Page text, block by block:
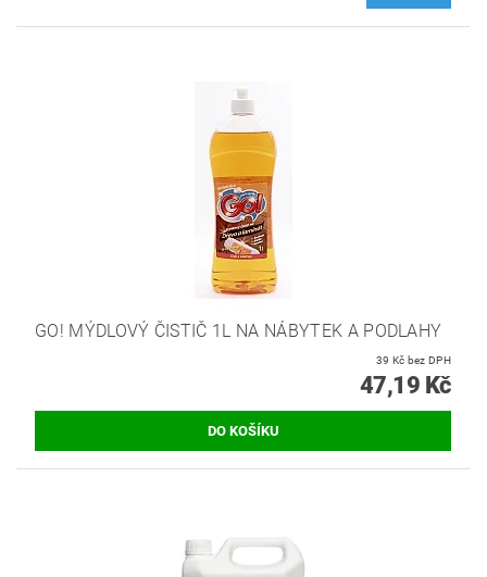
GO! MÝDLOVÝ ČISTIČ 1L NA NÁBYTEK A PODLAHY
39 Kč bez DPH
47,19 Kč